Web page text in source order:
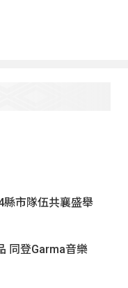
縣市隊伍共襄盛舉
同登Garma音樂